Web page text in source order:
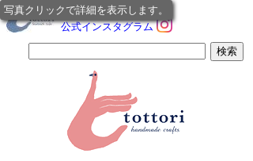
写真クリックで詳細を表示します。
公式インスタグラム